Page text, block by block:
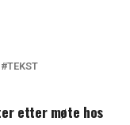
TEKST
etter møte hos